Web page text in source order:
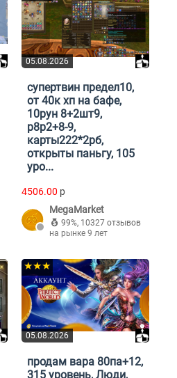
05.08.2026
супертвин предел10,
от 40к хп на бафе,
10рун 8+2шт9,
р8р2+8-9,
карты222*2рб,
открыты паньгу, 105
уро...
4506.00 p
MegaMarket
99%, 10327 отзывов
на рынке 9 лет
05.08.2026
★★★
продам вара 80па+12,
315 уровень, Люди,